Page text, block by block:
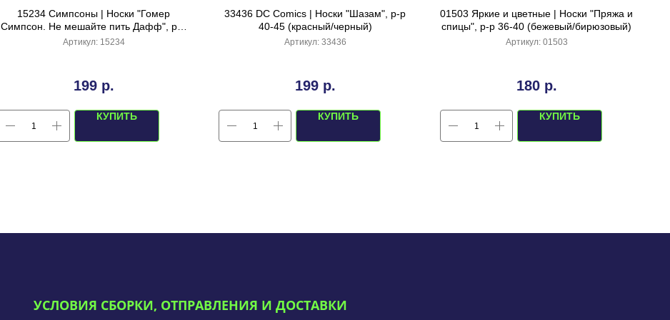
15234 Симпсоны | Носки "Гомер
Симпсон. Не мешайте пить Дафф", р-р
36-42 (сиренево-розовый)
Артикул: 15234
199 р.
КУПИТЬ
33436 DC Comics | Носки "Шазам", р-р
40-45 (красный/черный)
Артикул: 33436
199 р.
КУПИТЬ
01503 Яркие и цветные | Носки "Пряжа и
спицы", р-р 36-40 (бежевый/бирюзовый)
Артикул: 01503
180 р.
КУПИТЬ
УСЛОВИЯ СБОРКИ, ОТПРАВЛЕНИЯ И ДОСТАВКИ